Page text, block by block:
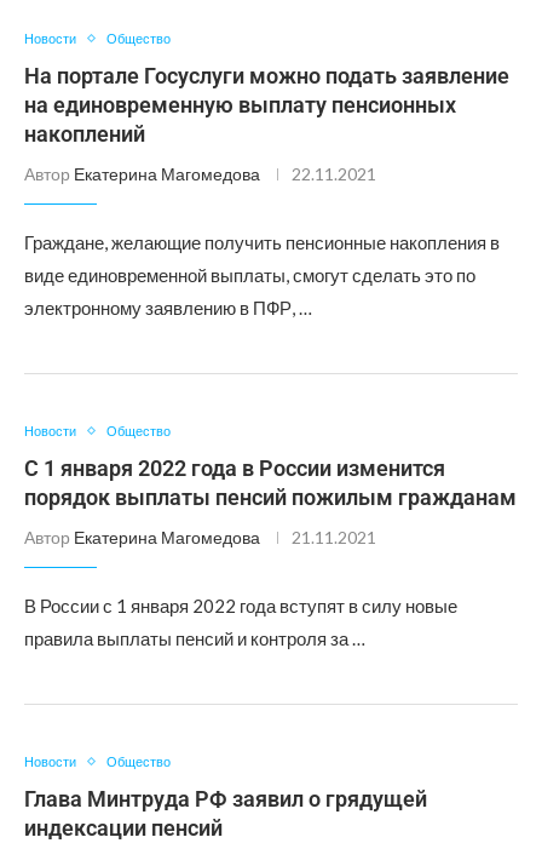
Новости Общество
На портале Госуслуги можно подать заявление
на единовременную выплату пенсионных
накоплений
Автор Екатерина Магомедова 22.11.2021
Граждане, желающие получить пенсионные накопления в
виде единовременной выплаты, смогут сделать это по
электронному заявлению в ПФР, …
Новости Общество
С 1 января 2022 года в России изменится
порядок выплаты пенсий пожилым гражданам
Автор Екатерина Магомедова 21.11.2021
В России с 1 января 2022 года вступят в силу новые
правила выплаты пенсий и контроля за …
Новости Общество
Глава Минтруда РФ заявил о грядущей
индексации пенсий